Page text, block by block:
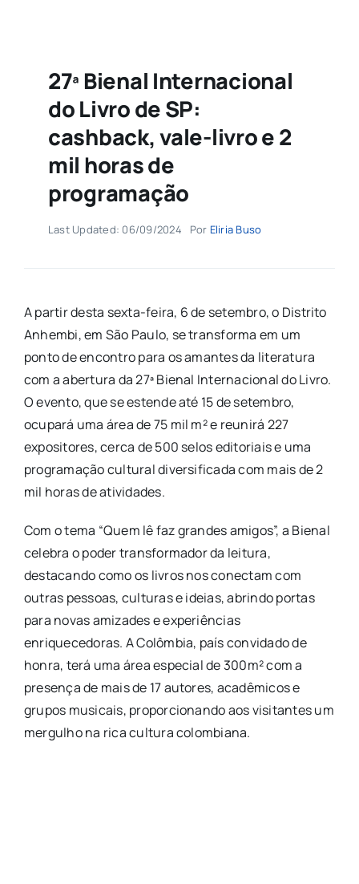
27ª Bienal Internacional
do Livro de SP:
cashback, vale-livro e 2
mil horas de
programação
Last Updated: 06/09/2024 Por Eliria Buso
A partir desta sexta-feira, 6 de setembro, o Distrito
Anhembi, em São Paulo, se transforma em um
ponto de encontro para os amantes da literatura
com a abertura da 27ª Bienal Internacional do Livro.
O evento, que se estende até 15 de setembro,
ocupará uma área de 75 mil m² e reunirá 227
expositores, cerca de 500 selos editoriais e uma
programação cultural diversificada com mais de 2
mil horas de atividades.
Com o tema “Quem lê faz grandes amigos”, a Bienal
celebra o poder transformador da leitura,
destacando como os livros nos conectam com
outras pessoas, culturas e ideias, abrindo portas
para novas amizades e experiências
enriquecedoras. A Colômbia, país convidado de
honra, terá uma área especial de 300m² com a
presença de mais de 17 autores, acadêmicos e
grupos musicais, proporcionando aos visitantes um
mergulho na rica cultura colombiana.